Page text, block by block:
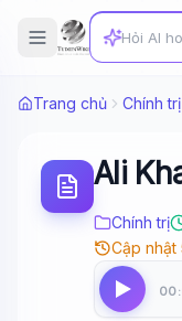
Trang chủ Chính trị
Ali
Chính trị
Cập nhật